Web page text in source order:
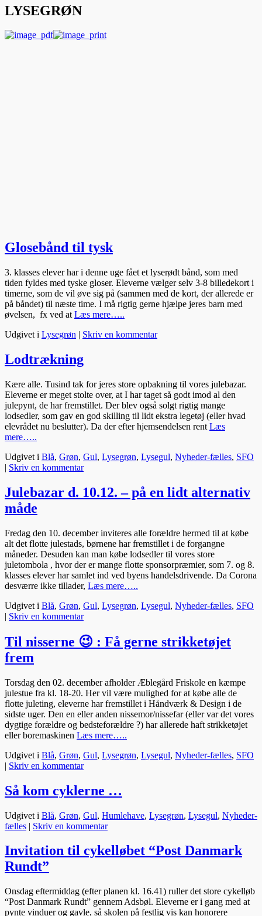
LYSEGRØN
Glosebånd til tysk
3. klasses elever har i denne uge fået et lyserødt bånd, som med
tiden fyldes med tyske gloser. Eleverne vælger selv 3-8 billedekort i
timerne, som de vil øve sig på (sammen med de kort, der allerede er
på båndet) til næste time. I må rigtig gerne hjælpe jeres barn med
øvelsen, fx ved at Læs mere…..
Udgivet i Lysegrøn | Skriv en kommentar
Lodtrækning
Kære alle. Tusind tak for jeres store opbakning til vores julebazar.
Eleverne er meget stolte over, at I har taget så godt imod al den
julepynt, de har fremstillet. Der blev også solgt rigtig mange
lodsedler, som gav en god skilling til lidt ekstra legetøj (eller hvad
elevrådet nu beslutter). Da der efter hjemsendelsen rent Læs
mere…..
Udgivet i Blå, Grøn, Gul, Lysegrøn, Lysegul, Nyheder-fælles, SFO
| Skriv en kommentar
Julebazar d. 10.12. – på en lidt alternativ
måde
Fredag den 10. december inviteres alle forældre hermed til at købe
alt det flotte julestads, børnene har fremstillet i de forgangne
måneder. Desuden kan man købe lodsedler til vores store
juletombola , hvor der er mange flotte sponsorpræmier, som 7. og 8.
klasses elever har samlet ind ved byens handelsdrivende. Da Corona
desværre ikke tillader, Læs mere…..
Udgivet i Blå, Grøn, Gul, Lysegrøn, Lysegul, Nyheder-fælles, SFO
| Skriv en kommentar
Til nisserne 😉 : Få gerne strikketøjet
frem
Torsdag den 02. december afholder Æblegård Friskole en kæmpe
julestue fra kl. 18-20. Her vil være mulighed for at købe alle de
flotte juleting, eleverne har fremstillet i Håndværk & Design i de
sidste uger. Den en eller anden nissemor/nissefar (eller var det vores
dygtige forældre og bedsteforældre ?) har allerede haft strikketøjet
eller boremaskinen Læs mere…..
Udgivet i Blå, Grøn, Gul, Lysegrøn, Lysegul, Nyheder-fælles, SFO
| Skriv en kommentar
Så kom cyklerne …
Udgivet i Blå, Grøn, Gul, Humlehave, Lysegrøn, Lysegul, Nyheder-
fælles | Skriv en kommentar
Invitation til cykelløbet “Post Danmark
Rundt”
Onsdag eftermiddag (efter planen kl. 16.41) ruller det store cykelløb
“Post Danmark Rundt” gennem Adsbøl. Eleverne er i gang med at
pynte vinduer og gavle, så skolen på festlig vis kan honorere